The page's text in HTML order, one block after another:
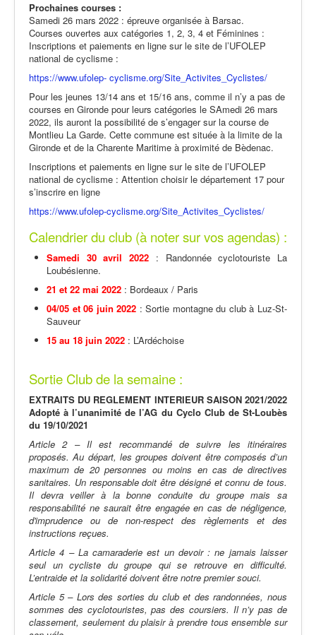
Prochaines courses :
Samedi 26 mars 2022 : épreuve organisée à Barsac.
Courses ouvertes aux catégories 1, 2, 3, 4 et Féminines :
Inscriptions et paiements en ligne sur le site de l’UFOLEP
national de cyclisme :
https://www.ufolep- cyclisme.org/Site_Activites_Cyclistes/
Pour les jeunes 13/14 ans et 15/16 ans, comme il n’y a pas de
courses en Gironde pour leurs catégories le SAmedi 26 mars
2022, ils auront la possibilité de s’engager sur la course de
Montlieu La Garde. Cette commune est située à la limite de la
Gironde et de la Charente Maritime à proximité de Bèdenac.
Inscriptions et paiements en ligne sur le site de l’UFOLEP
national de cyclisme : Attention choisir le département 17 pour
s’inscrire en ligne
https://www.ufolep-cyclisme.org/Site_Activites_Cyclistes/
Calendrier du club (à noter sur vos agendas) :
Samedi 30 avril 2022 : Randonnée cyclotouriste La
Loubésienne.
21 et 22 mai 2022 : Bordeaux / Paris
04/05 et 06 juin 2022 : Sortie montagne du club à Luz-St-
Sauveur
15 au 18 juin 2022 : L’Ardéchoise
Sortie Club de la semaine :
EXTRAITS DU REGLEMENT INTERIEUR SAISON 2021/2022
Adopté à l’unanimité de l’AG du Cyclo Club de St-Loubès
du 19/10/2021
Article 2 – Il est recommandé de suivre les itinéraires
proposés. Au départ, les groupes doivent être composés d’un
maximum de 20 personnes ou moins en cas de directives
sanitaires. Un responsable doit être désigné et connu de tous.
Il devra veiller à la bonne conduite du groupe mais sa
responsabilité ne saurait être engagée en cas de négligence,
d'imprudence ou de non-respect des règlements et des
instructions reçues.
Article 4 – La camaraderie est un devoir : ne jamais laisser
seul un cycliste du groupe qui se retrouve en difficulté.
L’entraide et la solidarité doivent être notre premier souci.
Article 5 – Lors des sorties du club et des randonnées, nous
sommes des cyclotouristes, pas des coursiers. Il n’y pas de
classement, seulement du plaisir à prendre tous ensemble sur